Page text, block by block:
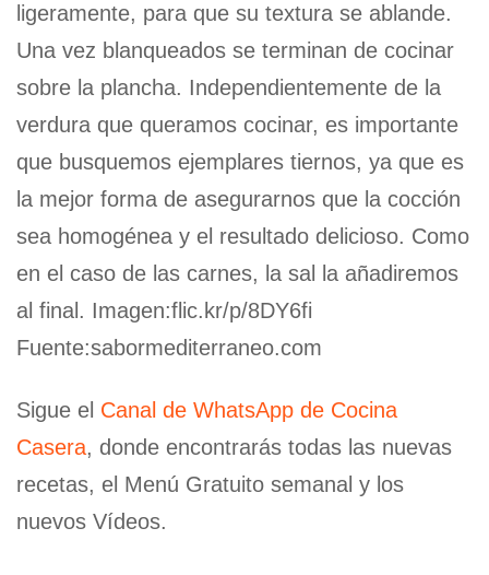
ligeramente, para que su textura se ablande.
Una vez blanqueados se terminan de cocinar
sobre la plancha. Independientemente de la
verdura que queramos cocinar, es importante
que busquemos ejemplares tiernos, ya que es
la mejor forma de asegurarnos que la cocción
sea homogénea y el resultado delicioso. Como
en el caso de las carnes, la sal la añadiremos
al final. Imagen:flic.kr/p/8DY6fi
Fuente:sabormediterraneo.com
Sigue el Canal de WhatsApp de Cocina
Casera, donde encontrarás todas las nuevas
recetas, el Menú Gratuito semanal y los
nuevos Vídeos.